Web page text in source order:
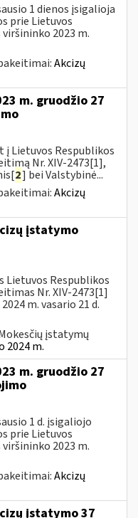
1 dienos įsigalioja
prie Lietuvos
2023 m.
Akcizų
m. gruodžio 27
Lietuvos Respublikos
Nr. XIV-2473[1],
2] bei Valstybinė...
Akcizų
įstatymo
Respublikos
Nr. XIV-2473[1]
m. vasario 21 d.
įstatymų
2024 m.
m. gruodžio 27
1 d. įsigaliojo
prie Lietuvos
2023 m.
Akcizų
įstatymo 37